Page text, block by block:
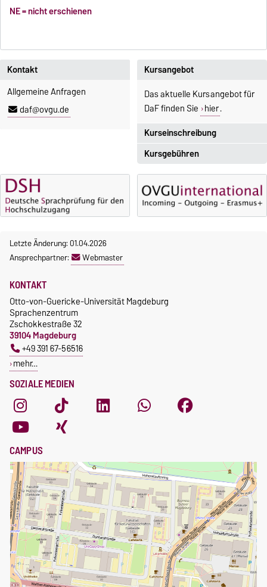
NE = nicht erschienen
Kontakt
Allgemeine Anfragen
daf@ovgu.de
Kurseinschreibung
Einschreibezeitraum:
5. Oktober 2026, 9.00 Uhr bis
23. Oktober 2026, 18 Uhr
Moodle
OVGU-Account
Anmeldung
Kursangebot
Das aktuelle Kursangebot für
DaF finden Sie hier.
Kursgebühren
Sprachkurse sind i. d. R.
gebührenpflichtig.
Gebühren
Incomings
Letzte Änderung: 01.04.2026
Ansprechpartner:
Webmaster
SOZIALE MEDIEN
KONTAKT
Otto-von-Guericke-Universität Magdeburg
Sprachenzentrum
Zschokkestraße 32
39104 Magdeburg
+49 391 67-56516
mehr…
CAMPUS